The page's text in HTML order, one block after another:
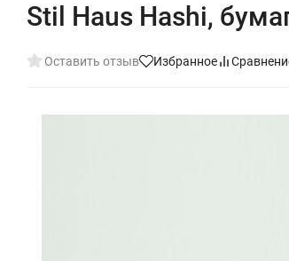
Stil Haus Hashi,
Оставить отзыв Избранное